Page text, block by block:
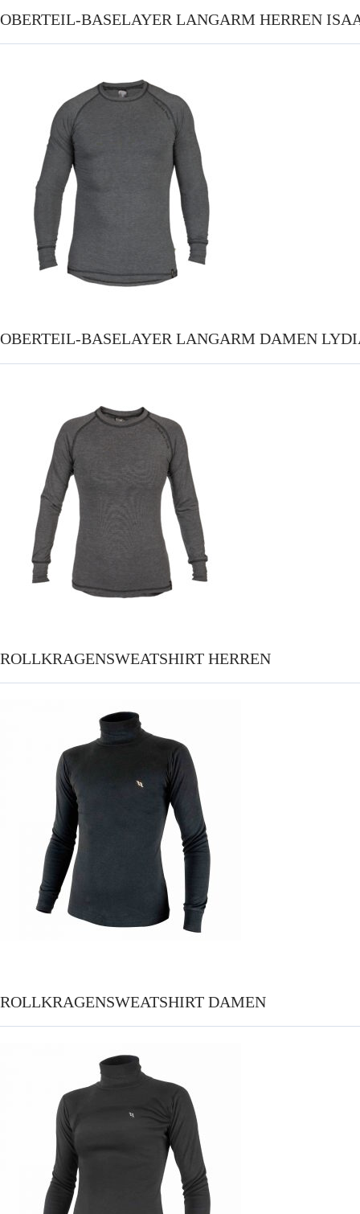
OBERTEIL-BASELAYER LANGARM HERREN
OBERTEIL-BASELAYER LANGARM DAMEN
ROLLKRAGENSWEATSHIRT HERREN
ROLLKRAGENSWEATSHIRT DAMEN